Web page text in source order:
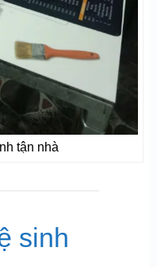
tận nhà
sinh